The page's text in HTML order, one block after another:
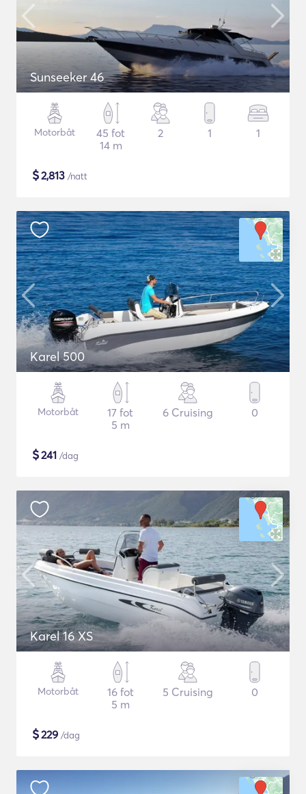
Sunseeker 46
Motorbåt
45 fot
14 m
2 1 1
$2,813 /natt
Karel 500
Motorbåt
17 fot
5 m
6 Cruising 0
$241 /dag
Karel 16 XS
Motorbåt
16 fot
5 m
5 Cruising 0
$229 /dag